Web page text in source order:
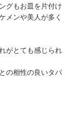
グもお皿を片付け
メンや美人が多く
がとても感じられ
の相性の良いタパ